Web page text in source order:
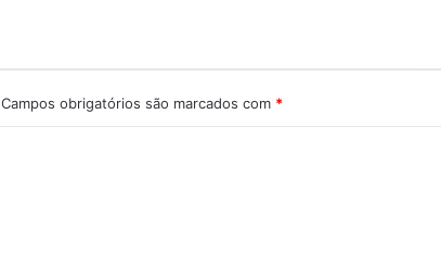
Campos obrigatórios são marcados com *